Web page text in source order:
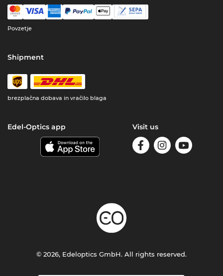
Povzetje
Shipment
brezplačna dobava in vračilo blaga
Edel-Optics app Visit us
© 2026, Edeloptics GmbH. All rights reserved.